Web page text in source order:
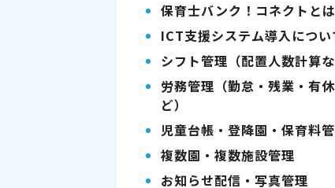
保育士バンク！コネクトと
ICT支援システム導入につい
シフト管理（配置人数計算な
労務管理（勤怠・残業・有
ど）
児童台帳・登降園・保育料
複数園・複数施設管理
お知らせ配信・写真管理